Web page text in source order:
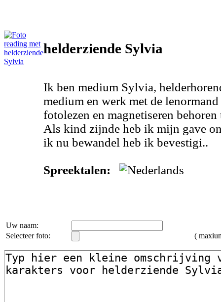
helderziende Sylvia
Ik ben medium Sylvia,
medium en werk met de
fotolezen en magnetiseren
Als kind zijnde heb ik mijn gave
ik nu bewandel heb ik bevestigi..
Spreektalen:
Uw naam:
Selecteer foto:
(